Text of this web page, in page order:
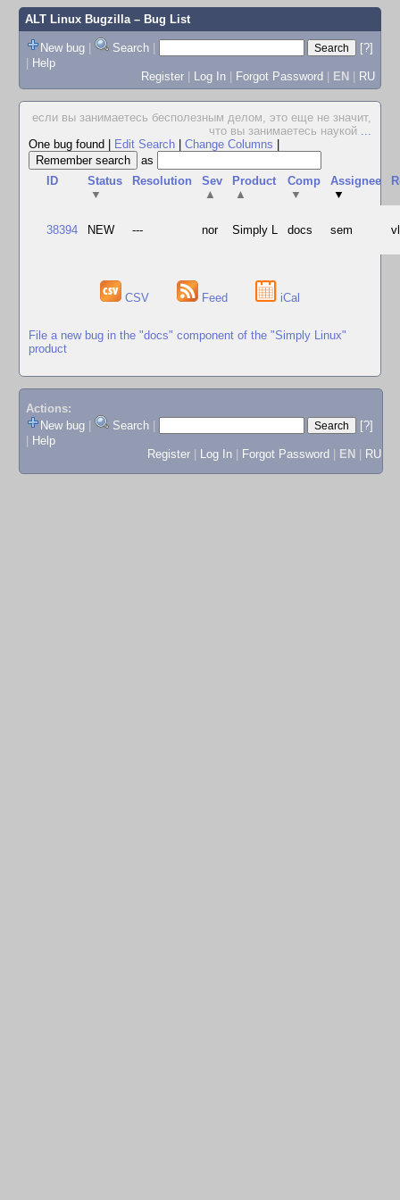
ALT Linux Bugzilla– Bug List
New bug | Search |
[?]
| Help
Register | Log In | Forgot Password | EN | RU
если вы занимаетесь бесполезным делом, это еще не значит,
что вы занимаетесь наукой ...
One bug found
Edit Search Change Columns
as
ID
Status
▼
Resolution
Sev
▲
Product
▲
Comp
▼
Assignee
▼
38394 NEW --- nor Simply L docs sem
CSV Feed iCal
File a new bug in the "docs" component of the "Simply Linux"
product
Actions:
New bug
Search
[?]
Help
Register
Log In Forgot Password EN RU